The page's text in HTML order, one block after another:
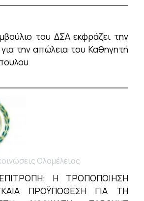
του ΔΣΑ εκφράζει την
την απώλεια του Καθηγητή
Ολομέλειας
Η ΤΡΟΠΟΠΟΙΗΣΗ
ΠΡΟΫΠΟΘΕΣΗ ΓΙΑ ΤΗ